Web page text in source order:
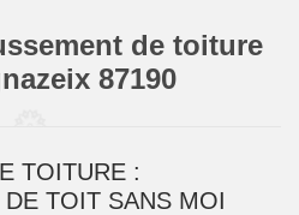
de toiture
87190
TOITURE :
DE TOIT SANS MOI